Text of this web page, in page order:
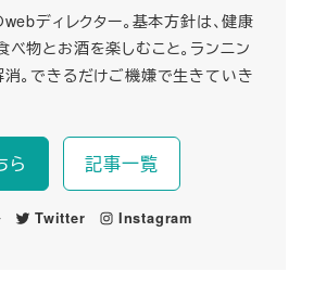
ディレクター。基本方針は、健康
べ物とお酒を楽しむこと。ランニン
消。できるだけご機嫌で生きていき
ら 記事一覧
Twitter Instagram